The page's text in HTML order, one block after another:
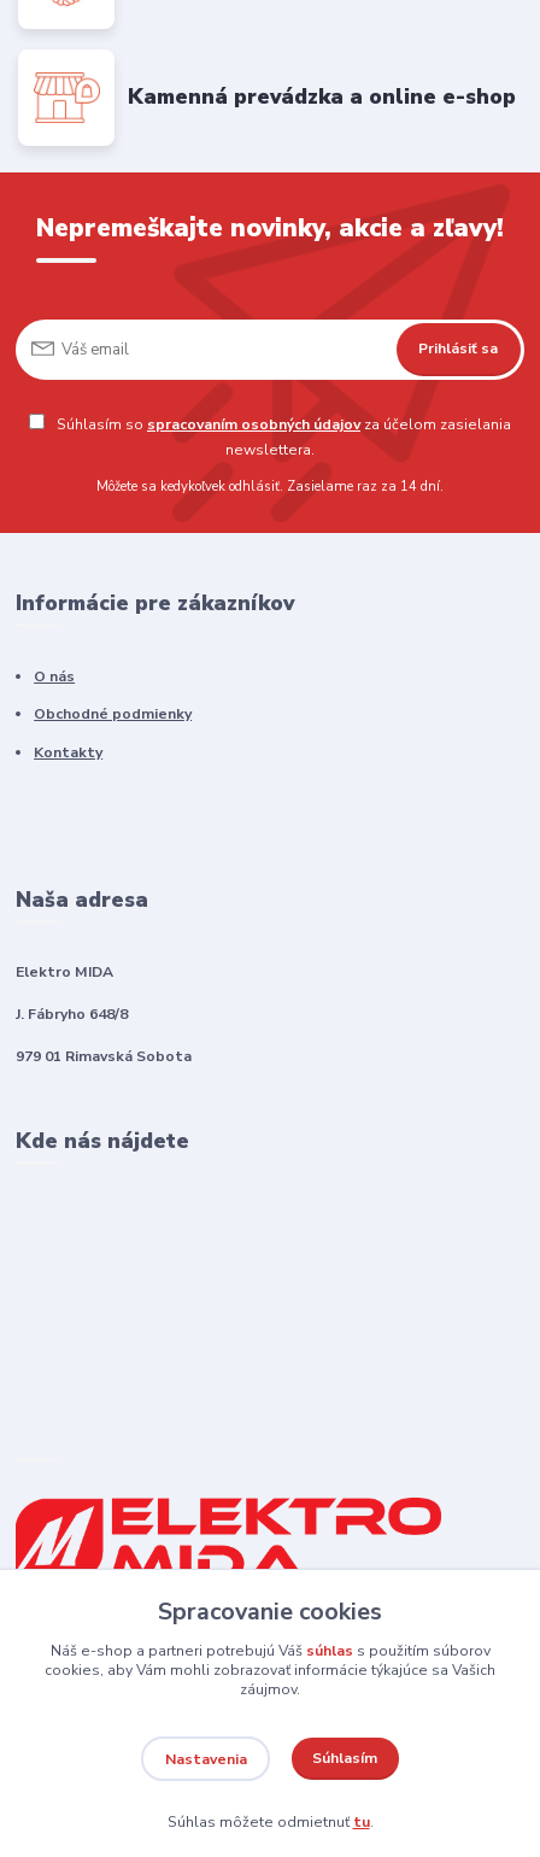
Kamenná prevádzka a online e-shop
Nepremeškajte novinky, akcie a zľavy!
Prihlásiť sa
Súhlasím so spracovaním osobných údajovza účelom zasielania
newslettera.
Môžete sa kedykoľvek odhlásiť. Zasielame raz za 14 dní.
Informácie pre zákazníkov
O nás
Obchodné podmienky
Kontakty
Naša adresa
Elektro MIDA
J. Fábryho 648/8
979 01 Rimavská Sobota
Kde nás nájdete
(Po-Pia 8-16:30 hod., So 8:30-11:30)
Vytvorené na Eshop-rychlo.sk
Spracovanie cookies
Náš e-shop a partneri potrebujú Váš súhlas s použitím súborov
cookies, aby Vám mohli zobrazovať informácie týkajúce sa Vašich
záujmov.
Nastavenia Súhlasím
Súhlas môžete odmietnuťtu.